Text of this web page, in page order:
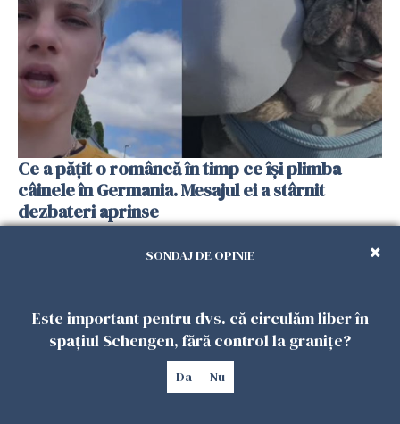
Ce a pățit o româncă în timp ce își plimba
câinele în Germania. Mesajul ei a stârnit
dezbateri aprinse
25 IULIE 2026
SONDAJ DE OPINIE
Este important pentru dvs. că circulăm liber în
spațiul Schengen, fără control la granițe?
Da Nu